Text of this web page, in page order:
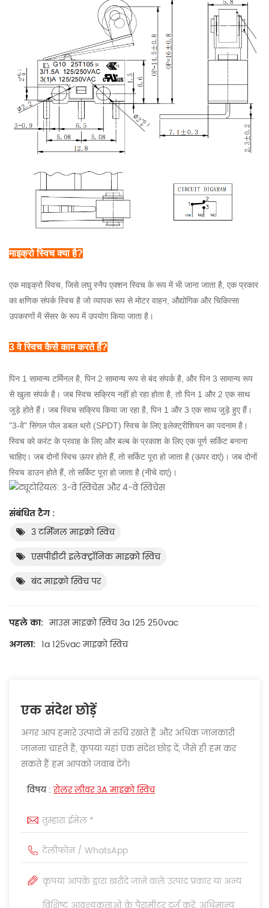
माइक्रो स्विच क्या है?
एक माइक्रो स्विच, जिसे लघु स्नैप एक्शन स्विच के रूप में भी जाना जाता है, एक प्रकार
का क्षणिक संपर्क स्विच है जो व्यापक रूप से मोटर वाहन, औद्योगिक और चिकित्सा
उपकरणों में सेंसर के रूप में उपयोग किया जाता है।
3 वे स्विच कैसे काम करते हैं?
पिन 1 सामान्य टर्मिनल है, पिन 2 सामान्य रूप से बंद संपर्क है, और पिन 3 सामान्य रूप
से खुला संपर्क है। जब स्विच सक्रिय नहीं हो रहा होता है, तो पिन 1 और 2 एक साथ
जुड़े होते हैं। जब स्विच सक्रिय किया जा रहा है, पिन 1 और 3 एक साथ जुड़े हुए हैं।
"3-वे" सिंगल पोल डबल थ्रो (SPDT) स्विच के लिए इलेक्ट्रीशियन का पदनाम है।
स्विच को करंट के प्रवाह के लिए और बल्ब के प्रकाश के लिए एक पूर्ण सर्किट बनाना
चाहिए। जब दोनों स्विच ऊपर होते हैं, तो सर्किट पूरा हो जाता है (ऊपर दाएं)। जब दोनों
स्विच डाउन होते हैं, तो सर्किट पूरा हो जाता है (नीचे दाएं)।
संबंधित टैग :
3 टर्मिनल माइक्रो स्विच
एसपीडीटी इलेक्ट्रॉनिक माइक्रो स्विच
बंद माइक्रो स्विच पर
पहले का: माउस माइक्रो स्विच 3a 125 250vac
अगला: 1a 125vac माइक्रो स्विच
एक संदेश छोड़ें
अगर आप हमारे उत्पादों में रुचि रखते हैं और अधिक जानकारी
जानना चाहते हैं, कृपया यहां एक संदेश छोड़ दें, जैसे ही हम कर
सकते हैं हम आपको जवाब देंगे।
विषय :रोलर लीवर 3A माइक्रो स्विच